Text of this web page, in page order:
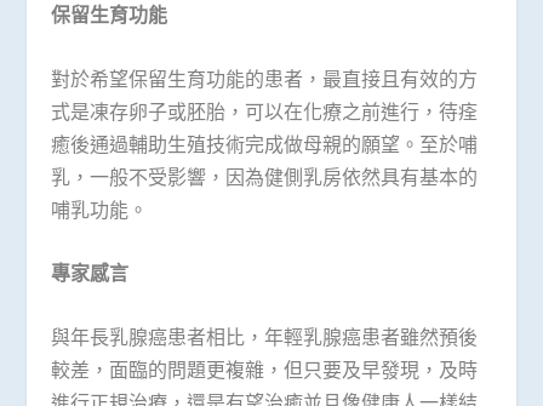
保留生育功能
對於希望保留生育功能的患者，最直接且有效的方
式是凍存卵子或胚胎，可以在化療之前進行，待痊
癒後通過輔助生殖技術完成做母親的願望。至於哺
乳，一般不受影響，因為健側乳房依然具有基本的
哺乳功能。
專家感言
與年長乳腺癌患者相比，年輕乳腺癌患者雖然預後
較差，面臨的問題更複雜，但只要及早發現，及時